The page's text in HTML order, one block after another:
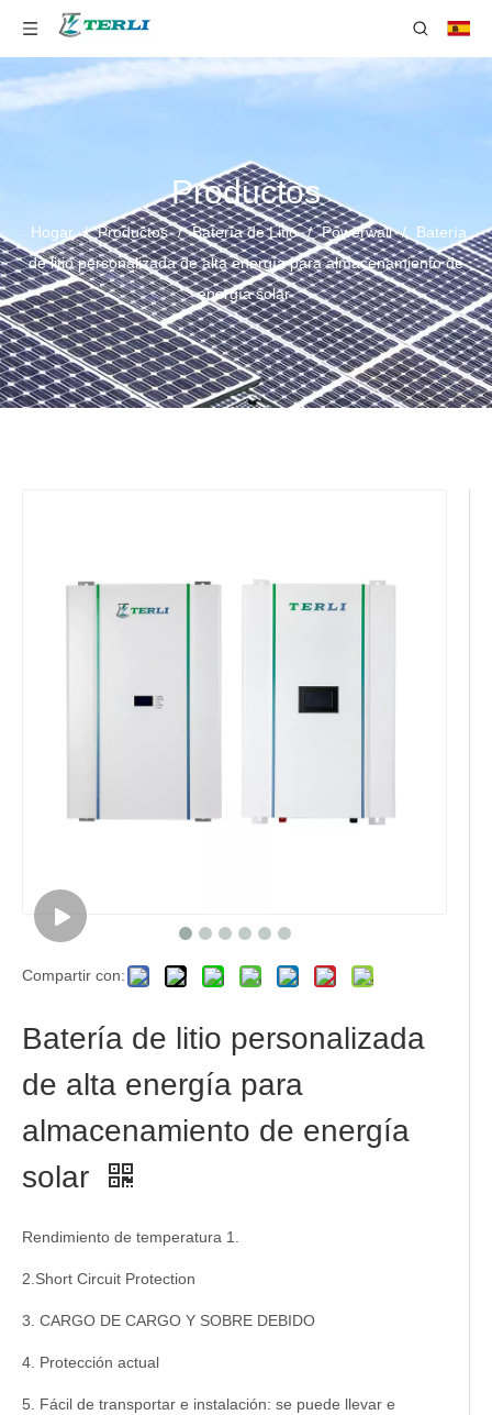
Productos
Hogar / Productos / Batería de Litio / Powerwall / Batería
de litio personalizada de alta energía para almacenamiento de
energía solar
Compartir con:
Batería de litio personalizada
de alta energía para
almacenamiento de energía
solar
Rendimiento de temperatura 1.
2.Short Circuit Protection
3. CARGO DE CARGO Y SOBRE DEBIDO
4. Protección actual
5. Fácil de transportar e instalación: se puede llevar e